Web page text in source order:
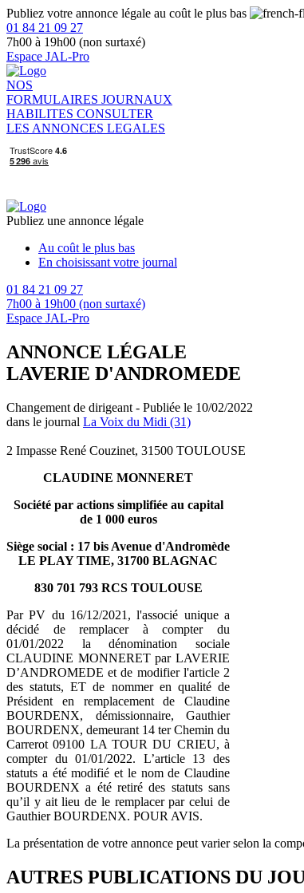
Publiez votre annonce légale au coût le plus bas
01 84 21 09 27
7h00 à 19h00 (non surtaxé)
Espace JAL-Pro
NOS
FORMULAIRES JOURNAUX
HABILITES CONSULTER
LES ANNONCES LEGALES
Publiez une annonce légale
Au coût le plus bas
En choisissant votre journal
01 84 21 09 27
7h00 à 19h00 (non surtaxé)
Espace JAL-Pro
ANNONCE LÉGALE
LAVERIE D'ANDROMEDE
Changement de dirigeant - Publiée le 10/02/2022
dans le journal La Voix du Midi (31)
2 Impasse René Couzinet, 31500 TOULOUSE
CLAUDINE MONNERET
Société par actions simplifiée au capital
de 1 000 euros
Siège social : 17 bis Avenue d'Andromède
LE PLAY TIME, 31700 BLAGNAC
830 701 793 RCS TOULOUSE
Par PV du 16/12/2021, l'associé unique a
décidé de remplacer à compter du
01/01/2022 la dénomination sociale
CLAUDINE MONNERET par LAVERIE
D’ANDROMEDE et de modifier l'article 2
des statuts, ET de nommer en qualité de
Président en remplacement de Claudine
BOURDENX, démissionnaire, Gauthier
BOURDENX, demeurant 14 ter Chemin du
Carrerot 09100 LA TOUR DU CRIEU, à
compter du 01/01/2022. L’article 13 des
statuts a été modifié et le nom de Claudine
BOURDENX a été retiré des statuts sans
qu’il y ait lieu de le remplacer par celui de
Gauthier BOURDENX. POUR AVIS.
La présentation de votre annonce peut varier selon la
AUTRES PUBLICATIONS DU